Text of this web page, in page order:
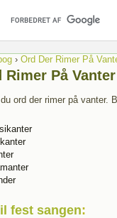
› Ord Der Rimer På
Rimer På Vanter
du ord der rimer på
fest sangen: